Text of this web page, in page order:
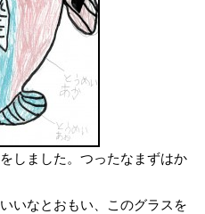
しました。つったなまずはか
いなとおもい、このグラスを